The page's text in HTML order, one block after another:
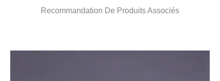
Recommandation De Produits Associés